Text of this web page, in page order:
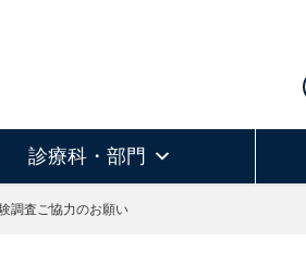
診療科・部門
調査ご協力のお願い